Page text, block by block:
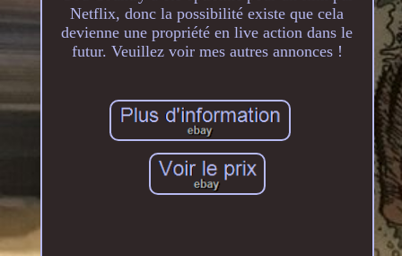
Netflix, donc la possibilité existe que cela
devienne une propriété en live action dans le
futur. Veuillez voir mes autres annonces !